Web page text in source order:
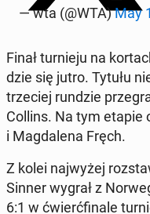
— wta (@WTA)May
Finał tur­nie­ju na
dzie się jutro. Tytułu
trze­ciej rundzie
Collins. Na tym etapie
i Mag­da­le­na Fręch.
Z kolei naj­wy­żej
Sinner wygrał z
6:1 w ćwierć­fi­na­le